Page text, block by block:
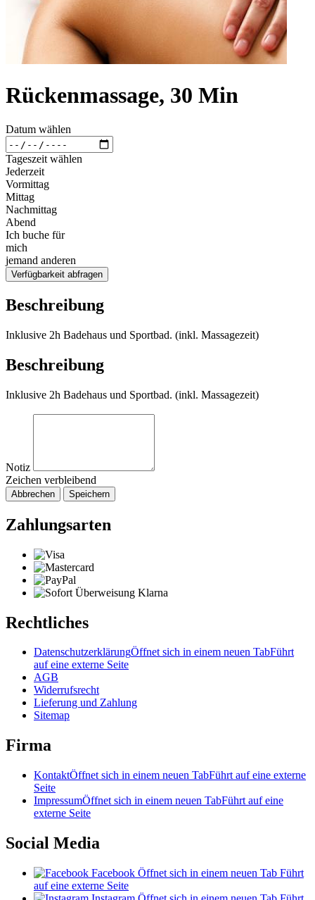
Rückenmassage, 30 Min
Datum wählen
Tageszeit wählen
Jederzeit
Vormittag
Mittag
Nachmittag
Abend
Ich buche für
mich
jemand anderen
Verfügbarkeit abfragen
Beschreibung
Inklusive 2h Badehaus und Sportbad. (inkl. Massagezeit)
Beschreibung
Inklusive 2h Badehaus und Sportbad. (inkl. Massagezeit)
Notiz
Zeichen verbleibend
Abbrechen Speichern
Zahlungsarten
Rechtliches
DatenschutzerklärungÖffnet sich in einem neuen TabFührt
auf eine externe Seite
AGB
Widerrufsrecht
Lieferung und Zahlung
Sitemap
Firma
KontaktÖffnet sich in einem neuen TabFührt auf eine externe
Seite
ImpressumÖffnet sich in einem neuen TabFührt auf eine
externe Seite
Social Media
Facebook Öffnet sich in einem neuen Tab Führt
auf eine externe Seite